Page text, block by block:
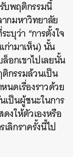
บพฤติกรรมนี้
กมหาวิทยาลัย
บุว่า “การตั้งใจ
ามาเห็น) นั้น
อกเขาไปเลยนั้น
ติกรรมล้วนเป็น
นดเรื่องราวด้วย
เป็นผู้ชนะในการ
งให้ตัวเองหรือ
ลิกราครั้งนี้ไป